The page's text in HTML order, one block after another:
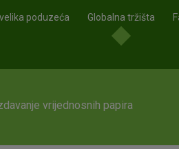
poduzeća Globalna tržišta
vrijednosnih papira